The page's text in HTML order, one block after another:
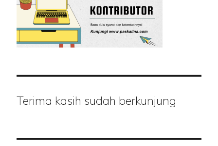
Terima kasih sudah berkunjung